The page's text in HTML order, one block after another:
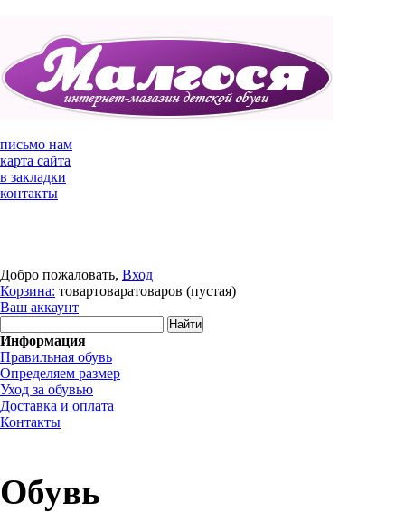
письмо нам
карта сайта
в закладки
контакты
Добро пожаловать, Вход
Корзина: товартоваратоваров (пустая)
Ваш аккаунт
Информация
Правильная обувь
Определяем размер
Уход за обувью
Доставка и оплата
Контакты
Обувь